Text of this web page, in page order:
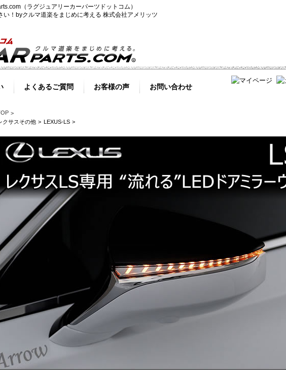
（ラグジュアリーカーパーツドットコム）
！byクルマ道楽をまじめに考える 株式会社アメリッツ
よくあるご質問 お客様の声 お問い合わせ
クサスその他
LEXUS-LS